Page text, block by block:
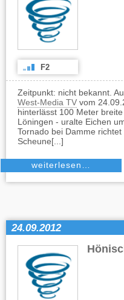
F2
Zeitpunkt: nicht bekannt.
West-Media TV vom
hinterlässt 100 Meter
Löningen - uralte Eichen
Tornado bei Damme
Scheune[...]
weiterlesen…
24.09.2012